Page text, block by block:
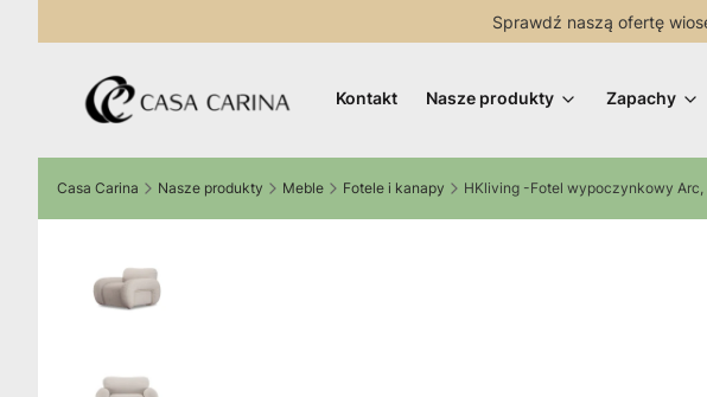
Sprawdź naszą ofertę
Kontakt Nasze produkty Zapachy
Casa Carina Nasze produkty Meble Fotele i kanapy HKliving -Fotel wypoczynkowy Arc,